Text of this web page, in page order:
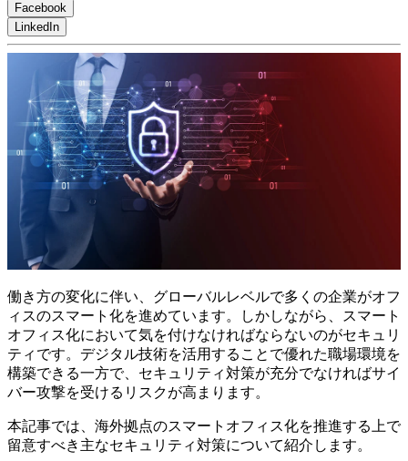
Facebook
LinkedIn
働き方の変化に伴い、グローバルレベルで多くの企業がオフ
ィスのスマート化を進めています。しかしながら、スマート
オフィス化において気を付けなければならないのがセキュリ
ティです。デジタル技術を活用することで優れた職場環境を
構築できる一方で、セキュリティ対策が充分でなければサイ
バー攻撃を受けるリスクが高まります。
本記事では、海外拠点のスマートオフィス化を推進する上で
留意すべき主なセキュリティ対策について紹介します。